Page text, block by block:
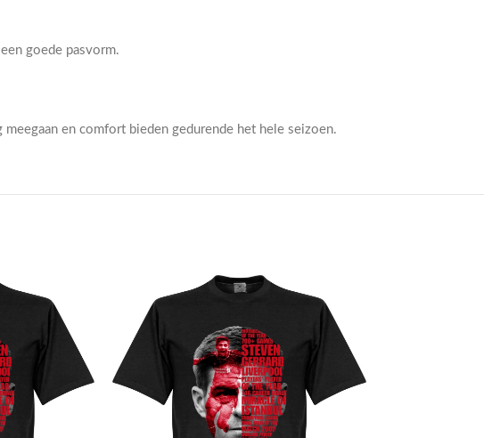
goede pasvorm.
en comfort bieden gedurende het hele seizoen.